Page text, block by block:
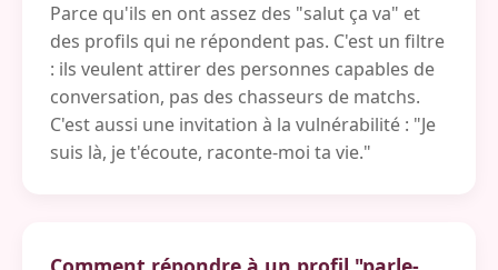
Parce qu'ils en ont assez des "salut ça va" et
des profils qui ne répondent pas. C'est un filtre
: ils veulent attirer des personnes capables de
conversation, pas des chasseurs de matchs.
C'est aussi une invitation à la vulnérabilité : "Je
suis là, je t'écoute, raconte-moi ta vie."